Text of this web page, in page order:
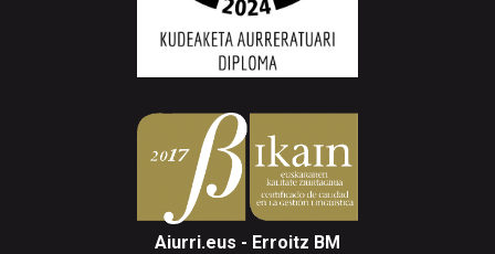
Aiurri.eus - Erroitz BM